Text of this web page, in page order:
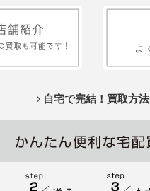
自宅で完結！買取方法